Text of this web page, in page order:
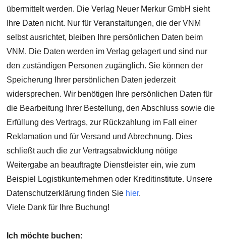
übermittelt werden. Die Verlag Neuer Merkur GmbH sieht
Ihre Daten nicht. Nur für Veranstaltungen, die der VNM
selbst ausrichtet, bleiben Ihre persönlichen Daten beim
VNM. Die Daten werden im Verlag gelagert und sind nur
den zuständigen Personen zugänglich. Sie können der
Speicherung Ihrer persönlichen Daten jederzeit
widersprechen. Wir benötigen Ihre persönlichen Daten für
die Bearbeitung Ihrer Bestellung, den Abschluss sowie die
Erfüllung des Vertrags, zur Rückzahlung im Fall einer
Reklamation und für Versand und Abrechnung. Dies
schließt auch die zur Vertragsabwicklung nötige
Weitergabe an beauftragte Dienstleister ein, wie zum
Beispiel Logistikunternehmen oder Kreditinstitute. Unsere
Datenschutzerklärung finden Sie hier.
Viele Dank für Ihre Buchung!
Ich möchte buchen: